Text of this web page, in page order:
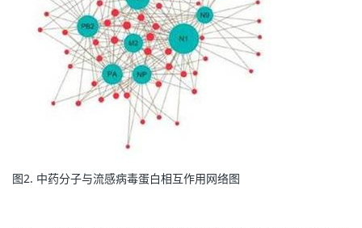
图2. 中药分子与流感病毒蛋白相互作用网络图